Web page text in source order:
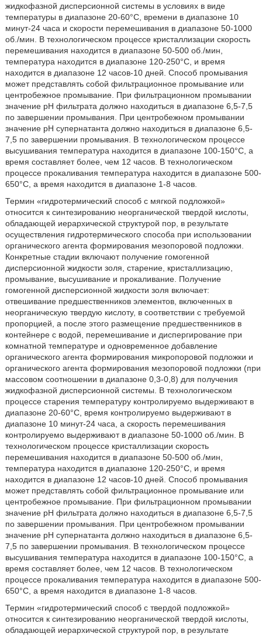
жидкофазной дисперсионной системы в условиях в виде
температуры в диапазоне 20-60°С, времени в диапазоне 10
минут-24 часа и скорости перемешивания в диапазоне 50-1000
об./мин. В технологическом процессе кристаллизации скорость
перемешивания находится в диапазоне 50-500 об./мин,
температура находится в диапазоне 120-250°С, и время
находится в диапазоне 12 часов-10 дней. Способ промывания
может представлять собой фильтрационное промывание или
центробежное промывание. При фильтрационном промывании
значение рН фильтрата должно находиться в диапазоне 6,5-7,5
по завершении промывания. При центробежном промывании
значение рН супернатанта должно находиться в диапазоне 6,5-
7,5 по завершении промывания. В технологическом процессе
высушивания температура находится в диапазоне 100-150°С, а
время составляет более, чем 12 часов. В технологическом
процессе прокаливания температура находится в диапазоне 500-
650°С, а время находится в диапазоне 1-8 часов.
Термин «гидротермический способ с мягкой подложкой»
относится к синтезированию неорганической твердой кислоты,
обладающей иерархической структурой пор, в результате
осуществления гидротермического способа при использовании
органического агента формирования мезопоровой подложки.
Конкретные стадии включают получение гомогенной
дисперсионной жидкости золя, старение, кристаллизацию,
промывание, высушивание и прокаливание. Получение
гомогенной дисперсионной жидкости золя включает:
отвешивание предшественников элементов, включенных в
неорганическую твердую кислоту, в соответствии с требуемой
пропорцией, а после этого размещение предшественников в
контейнере с водой, перемешивание и диспергирование при
комнатной температуре и одновременное добавление
органического агента формирования микропоровой подложки и
органического агента формирования мезопоровой подложки (при
массовом соотношении в диапазоне 0,3-0,8) для получения
жидкофазной дисперсионной системы. В технологическом
процессе старения температуру контролируемо выдерживают в
диапазоне 20-60°С, время контролируемо выдерживают в
диапазоне 10 минут-24 часа, а скорость перемешивания
контролируемо выдерживают в диапазоне 50-1000 об./мин. В
технологическом процессе кристаллизации скорость
перемешивания находится в диапазоне 50-500 об./мин,
температура находится в диапазоне 120-250°С, и время
находится в диапазоне 12 часов-10 дней. Способ промывания
может представлять собой фильтрационное промывание или
центробежное промывание. При фильтрационном промывании
значение рН фильтрата должно находиться в диапазоне 6,5-7,5
по завершении промывания. При центробежном промывании
значение рН супернатанта должно находиться в диапазоне 6,5-
7,5 по завершении промывания. В технологическом процессе
высушивания температура находится в диапазоне 100-150°С, а
время составляет более, чем 12 часов. В технологическом
процессе прокаливания температура находится в диапазоне 500-
650°С, а время находится в диапазоне 1-8 часов.
Термин «гидротермический способ с твердой подложкой»
относится к синтезированию неорганической твердой кислоты,
обладающей иерархической структурой пор, в результате